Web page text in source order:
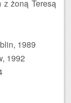
z żoną Teresą
1989
1992